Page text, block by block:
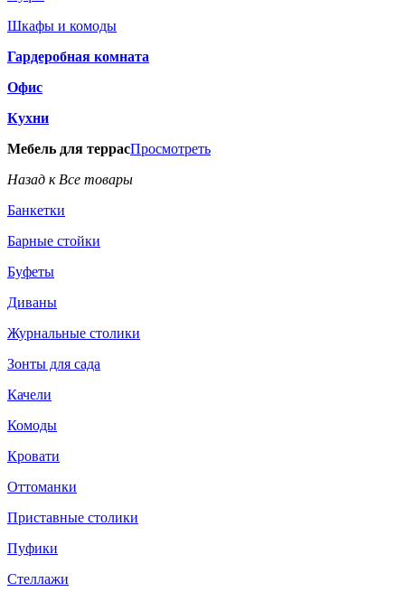
Шкафы и комоды
Гардеробная комната
Офис
Кухни
Мебель для террасПросмотреть
Назад к Все товары
Банкетки
Барные стойки
Буфеты
Диваны
Журнальные столики
Зонты для сада
Качели
Комоды
Кровати
Оттоманки
Приставные столики
Пуфики
Стеллажи